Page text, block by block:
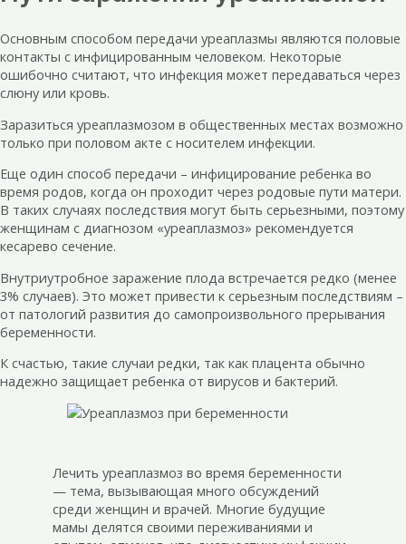
Основным способом передачи уреаплазмы являются половые
контакты с инфицированным человеком. Некоторые
ошибочно считают, что инфекция может передаваться через
слюну или кровь.
Заразиться уреаплазмозом в общественных местах возможно
только при половом акте с носителем инфекции.
Еще один способ передачи – инфицирование ребенка во
время родов, когда он проходит через родовые пути матери.
В таких случаях последствия могут быть серьезными, поэтому
женщинам с диагнозом «уреаплазмоз» рекомендуется
кесарево сечение.
Внутриутробное заражение плода встречается редко (менее
3% случаев). Это может привести к серьезным последствиям –
от патологий развития до самопроизвольного прерывания
беременности.
К счастью, такие случаи редки, так как плацента обычно
надежно защищает ребенка от вирусов и бактерий.
Лечить уреаплазмоз во время беременности
— тема, вызывающая много обсуждений
среди женщин и врачей. Многие будущие
мамы делятся своими переживаниями и